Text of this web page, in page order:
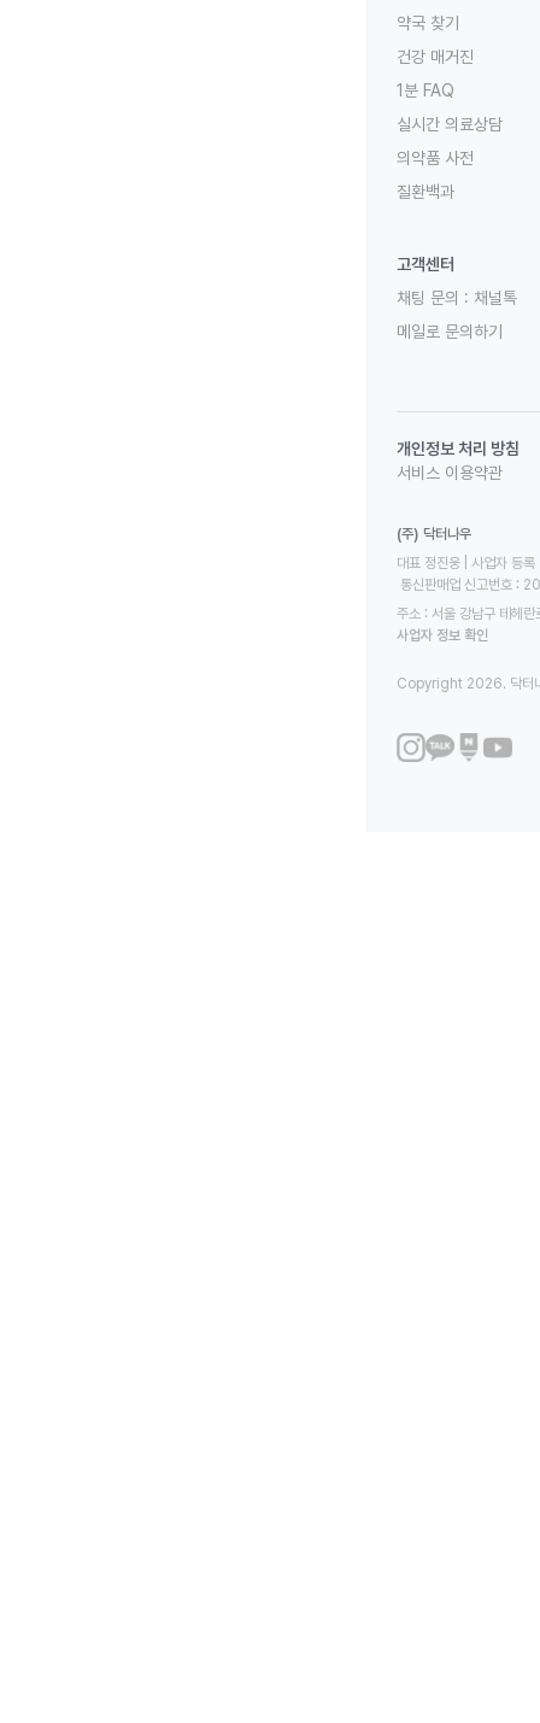
약국 찾기
건강 매거진
1분 FAQ
실시간 의료상담
의약품 사전
질환백과
고객센터
채팅 문의 : 채널톡
메일로 문의하기
개인정보 처리 방침
서비스 이용약관
(주) 닥터나우
대표 정진웅 | 사업자
통신판매업 신고번호
주소 : 서울 강남구 테헤
사업자 정보 확인
Copyright 2026. 닥터